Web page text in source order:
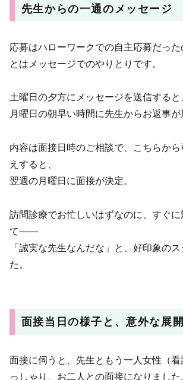
先生からの一通のメッセージ
応募はハローワークでの自主応募だっ
とはメッセージでのやりとりです。
土曜日の夕方にメッセージを送信すると
月曜日の朝早い時間に先生からお返事が
内容は面接日時のご相談で、こちらか
えすると、
翌週の月曜日に面接が決定。
訪問診療でお忙しいはずなのに、すぐ
て——
「誠実な先生なんだな」と、好印象の
た。
面接当日の様子と、意外な展開
面接に伺うと、先生ともう一人女性（
っしゃり、お二人との面接になりました